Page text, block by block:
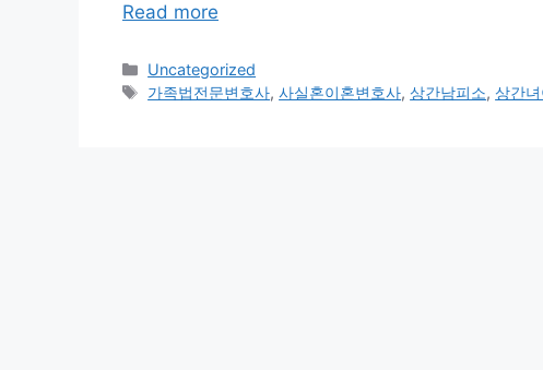
Read more
Categories
Uncategorized
Tags
가족법전문변호사,사실혼이혼변호사,상간남피소,상간